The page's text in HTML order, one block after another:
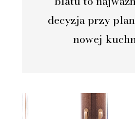
decyzja przy
nowej